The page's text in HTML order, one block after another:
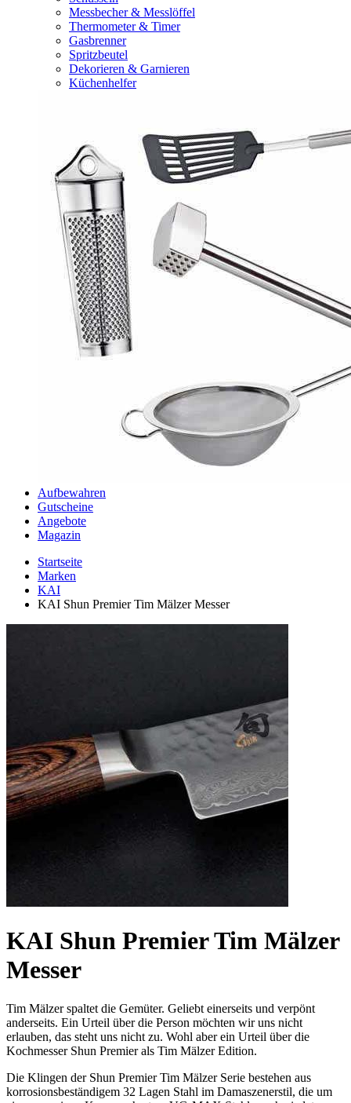
Messbecher & Messlöffel
Thermometer & Timer
Gasbrenner
Spritzbeutel
Dekorieren & Garnieren
Küchenhelfer
Aufbewahren
Gutscheine
Angebote
Magazin
Startseite
Marken
KAI
KAI Shun Premier Tim Mälzer Messer
KAI Shun Premier Tim Mälzer
Messer
Tim Mälzer spaltet die Gemüter. Geliebt einerseits und verpönt
anderseits. Ein Urteil über die Person möchten wir uns nicht
erlauben, das steht uns nicht zu. Wohl aber ein Urteil über die
Kochmesser Shun Premier als Tim Mälzer Edition.
Die Klingen der Shun Premier Tim Mälzer Serie bestehen aus
korrosionsbeständigem 32 Lagen Stahl im Damaszenerstil, die um